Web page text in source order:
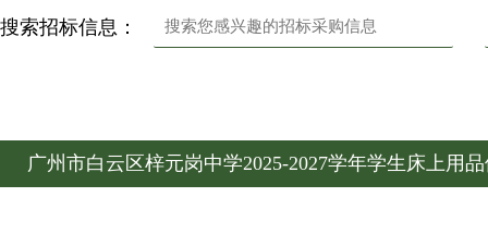
搜索招标信息：
广州市白云区梓元岗中学2025-2027学年学生床上用